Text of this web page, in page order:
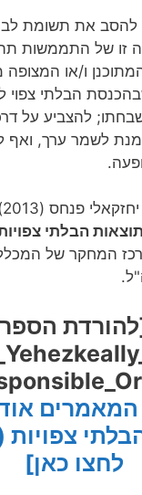
את תשומת לב
זו של התממשות
ו/או
הבלתי צפוי
להצביע על
לשמר ערך, ואף
פנחס (2013),
הבלתי
המחקר של
הספר
לחצו כאן]